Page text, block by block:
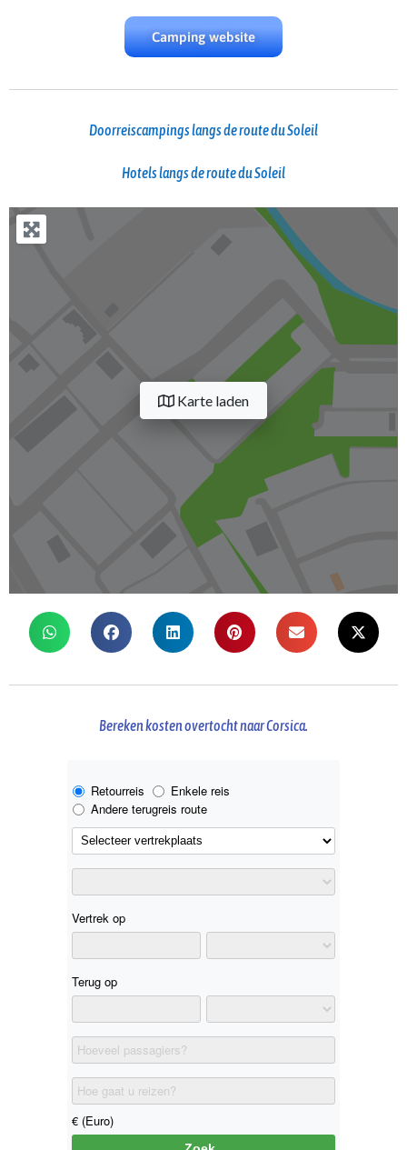
Camping website
Doorreiscampings langs de route du Soleil
Hotels langs de route du Soleil
Karte laden
Bereken kosten overtocht naar Corsica.